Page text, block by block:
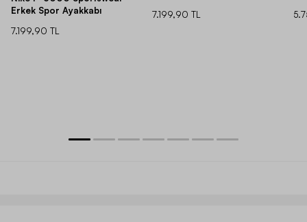
Erkek Spor Ayakkabı
7.199,90 TL
7.199,90 TL